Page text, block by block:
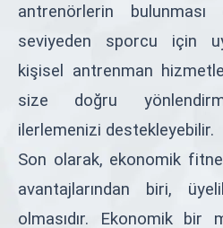
antrenörlerin bulunması
seviyeden sporcu için
kişisel antrenman
size doğru
ilerlemenizi destekleyebilir.
Son olarak, ekonomik
avantajlarından biri,
olmasıdır. Ekonomik bir